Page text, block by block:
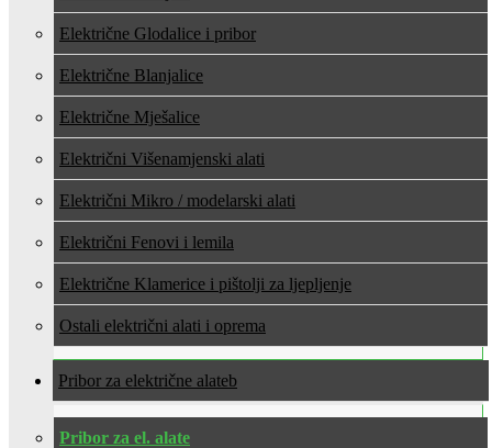
Električne Glodalice i pribor
Električne Blanjalice
Električne Mješalice
Električni Višenamjenski alati
Električni Mikro / modelarski alati
Električni Fenovi i lemila
Električne Klamerice i pištolji za ljepljenje
Ostali električni alati i oprema
Pribor za električne alate
Pribor za el. alate